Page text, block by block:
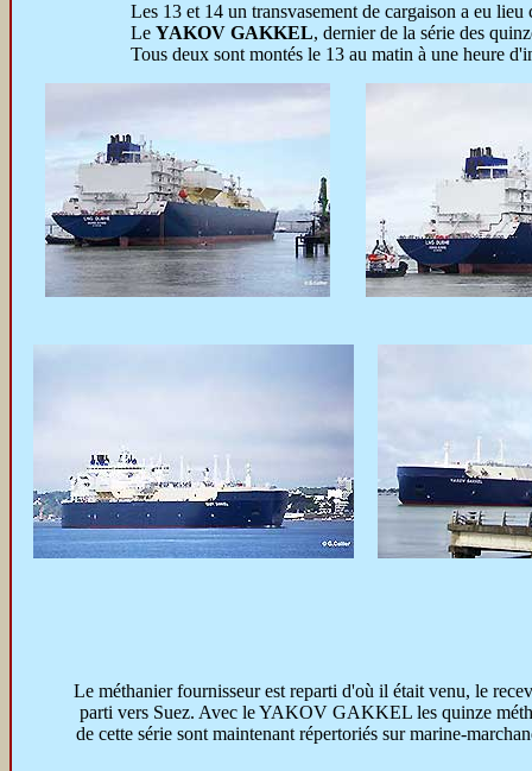
Les 13 et 14 un transvasement de cargaison a eu
Le YAKOV GAKKEL, dernier de la série des
Tous deux sont montés le 13 au matin à une heure
Le méthanier fournisseur est reparti d'où il était venu, le
parti vers Suez. Avec le YAKOV GAKKEL les quinze
de cette série sont maintenant répertoriés sur marine-